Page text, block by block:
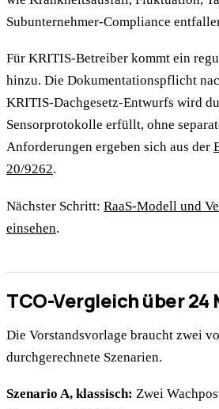
Subunternehmer-Compliance
Für KRITIS-Betreiber kommt ein
hinzu. Die Dokumentationspflicht
KRITIS-Dachgesetz-Entwurfs wird
Sensorprotokolle erfüllt, ohne
Anforderungen ergeben sich aus der
20/9262.
Nächster Schritt: RaaS-Modell und
einsehen.
TCO-Vergleich über 24
Die Vorstandsvorlage braucht zwei
durchgerechnete Szenarien.
Szenario A, klassisch: Zwei